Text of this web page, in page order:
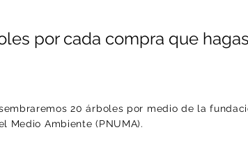
por cada compra que hagas
20 árboles por medio de la
Medio Ambiente (PNUMA).